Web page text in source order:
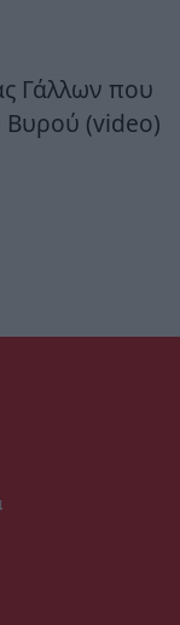
Γάλλων που
Βυρού (video)